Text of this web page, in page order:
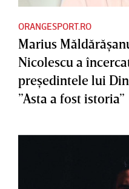
ORANGESPORT.RO
Marius
Nicolescu a
preşedintele lui
”Asta a fost istoria”